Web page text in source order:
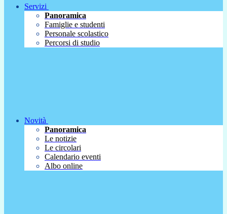
Servizi
Panoramica
Famiglie e studenti
Personale scolastico
Percorsi di studio
Novità
Panoramica
Le notizie
Le circolari
Calendario eventi
Albo online